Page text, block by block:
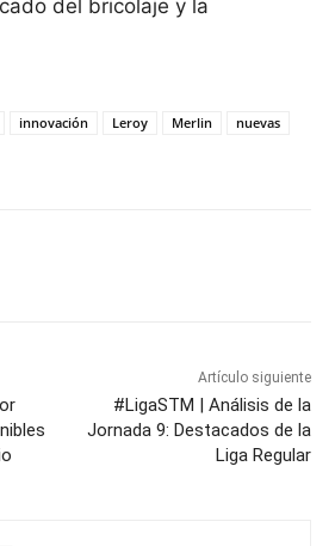
del bricolaje y la
innovación Leroy Merlin
nuevas
Artículo siguiente
#LigaSTM | Análisis de la
Jornada 9: Destacados de la
Liga Regular